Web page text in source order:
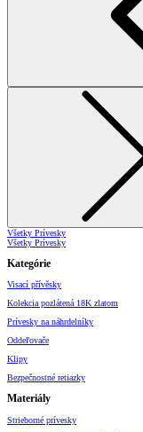
Všetky Prívesky
Všetky Prívesky
Kategórie
Visací přívěsky
Kolekcia pozlátená 18K zlatom
Prívesky na náhrdelníky
Oddeľovače
Klipy
Bezpečnostné retiazky
Materiály
Strieborné prívesky